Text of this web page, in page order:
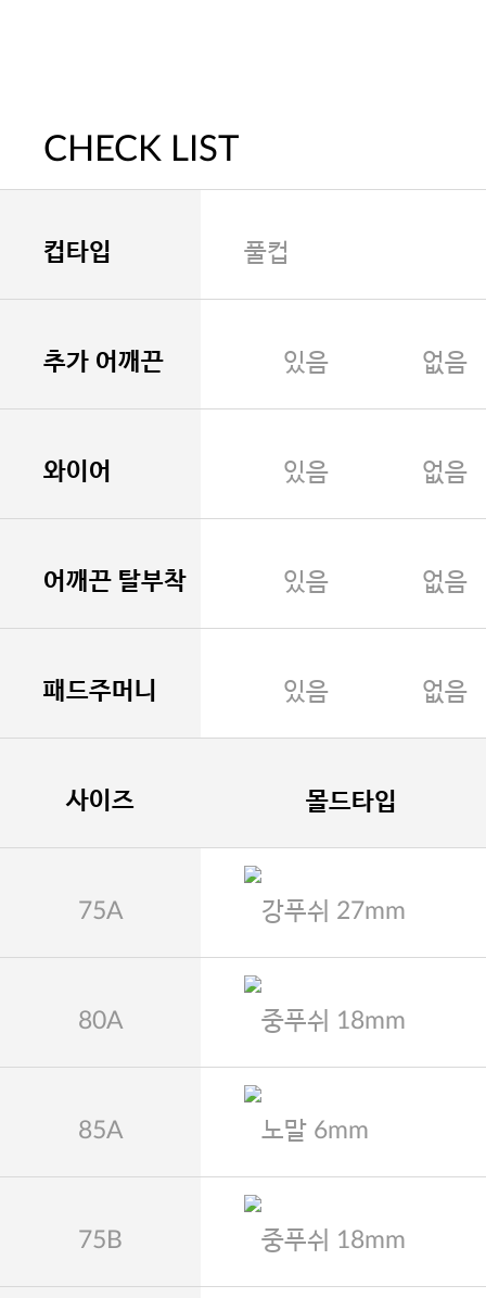
CHECK LIST
컵타입 풀컵
추가 어깨끈 있음 없음
와이어 있음 없음
어깨끈 탈부착 있음 없음
패드주머니 있음 없음
사이즈 몰드타입
75A 강푸쉬 27mm
80A 중푸쉬 18mm
85A 노말 6mm
75B 중푸쉬 18mm